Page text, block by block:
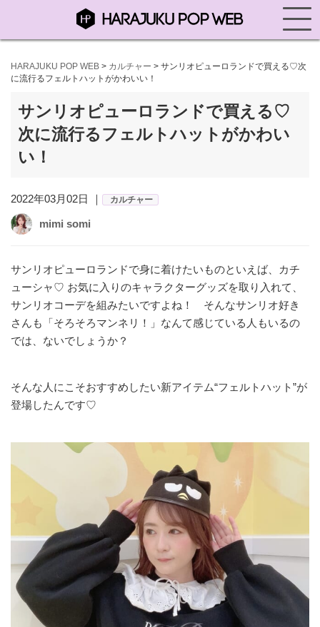
HARAJUKU POP WEB > カルチャー > サンリオピューロランドで買える♡次
に流行るフェルトハットがかわいい！
サンリオピューロランドで買える♡
次に流行るフェルトハットがかわい
い！
2022年03月02日 ｜ カルチャー
mimi somi
サンリオピューロランドで身に着けたいものといえば、カチ
ューシャ♡ お気に入りのキャラクターグッズを取り入れて、
サンリオコーデを組みたいですよね！ そんなサンリオ好き
さんも「そろそろマンネリ！」なんて感じている人もいるの
では、ないでしょうか？
そんな人にこそおすすめしたい新アイテム“フェルトハット”が
登場したんです♡